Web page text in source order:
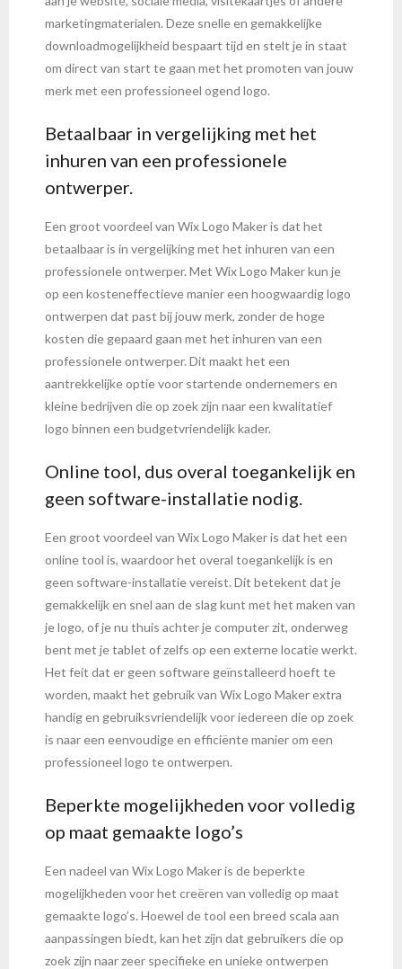
marketingmaterialen. Deze snelle en gemakkelijke
downloadmogelijkheid bespaart tijd en stelt je in staat
om direct van start te gaan met het promoten van jouw
merk met een professioneel ogend logo.
Betaalbaar in vergelijking met het
inhuren van een professionele
ontwerper.
Een groot voordeel van Wix Logo Maker is dat het
betaalbaar is in vergelijking met het inhuren van een
professionele ontwerper. Met Wix Logo Maker kun je
op een kosteneffectieve manier een hoogwaardig logo
ontwerpen dat past bij jouw merk, zonder de hoge
kosten die gepaard gaan met het inhuren van een
professionele ontwerper. Dit maakt het een
aantrekkelijke optie voor startende ondernemers en
kleine bedrijven die op zoek zijn naar een kwalitatief
logo binnen een budgetvriendelijk kader.
Online tool, dus overal toegankelijk en
geen software-installatie nodig.
Een groot voordeel van Wix Logo Maker is dat het een
online tool is, waardoor het overal toegankelijk is en
geen software-installatie vereist. Dit betekent dat je
gemakkelijk en snel aan de slag kunt met het maken van
je logo, of je nu thuis achter je computer zit, onderweg
bent met je tablet of zelfs op een externe locatie werkt.
Het feit dat er geen software geïnstalleerd hoeft te
worden, maakt het gebruik van Wix Logo Maker extra
handig en gebruiksvriendelijk voor iedereen die op zoek
is naar een eenvoudige en efficiënte manier om een
professioneel logo te ontwerpen.
Beperkte mogelijkheden voor volledig
op maat gemaakte logo’s
Een nadeel van Wix Logo Maker is de beperkte
mogelijkheden voor het creëren van volledig op maat
gemaakte logo’s. Hoewel de tool een breed scala aan
aanpassingen biedt, kan het zijn dat gebruikers die op
zoek zijn naar zeer specifieke en unieke ontwerpen